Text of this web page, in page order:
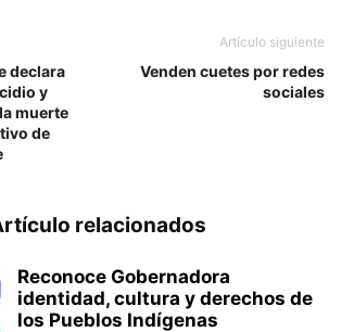
declara
y
muerte
de
Artículo siguiente
Venden cuetes por redes
sociales
relacionados
Reconoce Gobernadora
identidad, cultura y derechos de
los Pueblos Indígenas